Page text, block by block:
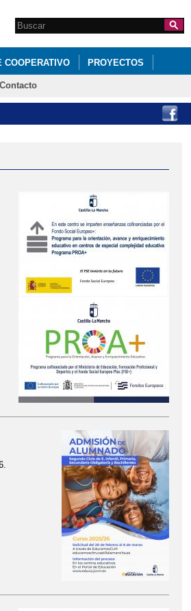
Formulario de
búsqueda
Search this site
COOPERATIVO PROYECTOS
Contacto